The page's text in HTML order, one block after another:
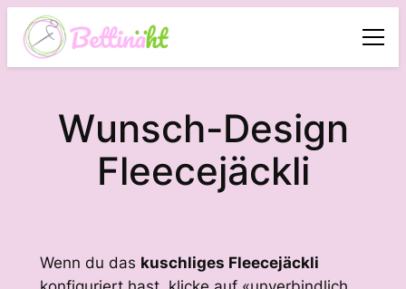
Wunsch-Design
Fleecejäckli
Wenn du das kuschliges Fleecejäckli